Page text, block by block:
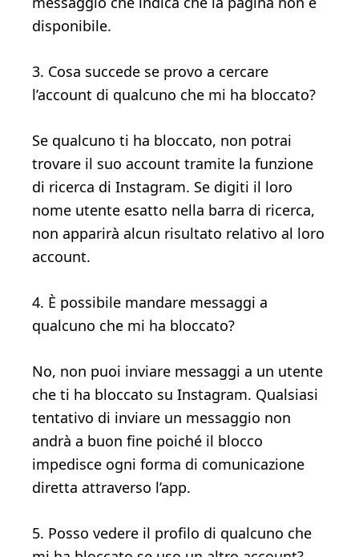
disponibile.
3. Cosa succede se provo a cercare
l’account di qualcuno che mi ha bloccato?
Se qualcuno ti ha bloccato, non potrai
trovare il suo account tramite la funzione
di ricerca di Instagram. Se digiti il loro
nome utente esatto nella barra di ricerca,
non apparirà alcun risultato relativo al loro
account.
4. È possibile mandare messaggi a
qualcuno che mi ha bloccato?
No, non puoi inviare messaggi a un utente
che ti ha bloccato su Instagram. Qualsiasi
tentativo di inviare un messaggio non
andrà a buon fine poiché il blocco
impedisce ogni forma di comunicazione
diretta attraverso l’app.
5. Posso vedere il profilo di qualcuno che